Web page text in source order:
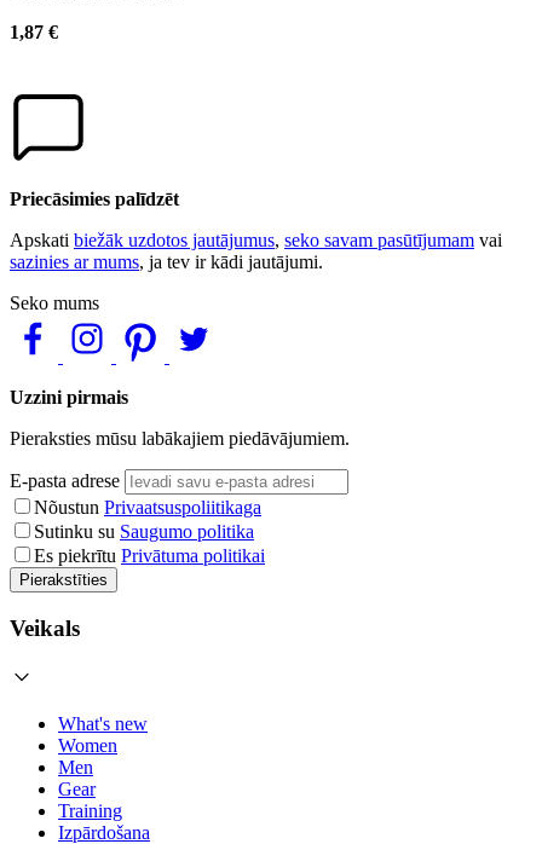
1,87 €
Priecāsimies palīdzēt
Apskati biežāk uzdotos jautājumus, seko savam pasūtījumam vai
sazinies ar mums, ja tev ir kādi jautājumi.
Seko mums
Uzzini pirmais
Pieraksties mūsu labākajiem piedāvājumiem.
E-pasta adrese
Nõustun Privaatsuspoliitikaga
Sutinku su Saugumo politika
Es piekrītu Privātuma politikai
Pierakstīties
Veikals
What's new
Women
Men
Gear
Training
Izpārdošana